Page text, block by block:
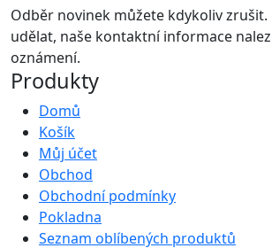
Produkty
Domů
Košík
Můj účet
Obchod
Obchodní podmínky
Pokladna
Seznam oblíbených produktů
Odběr novinek můžete kdykoliv
udělat, naše kontaktní informace
oznámení.